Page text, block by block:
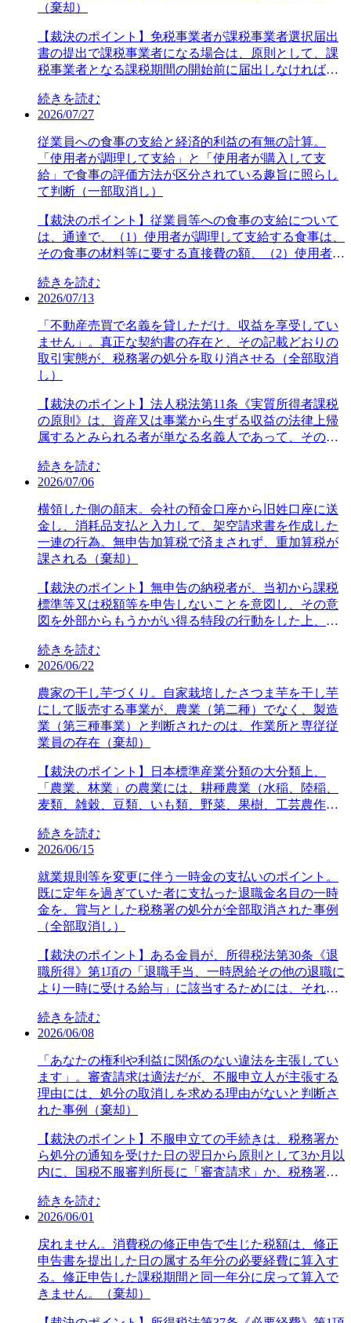
を示し、売上分を確認するよう依頼したが、審査請求
人と税理士は協力しないと回答したので、入金欄にあ
る名称を国税総合管理システムで確認して振込者ら159
件を抽出し、「売掛金等照会書」を発送して質問検査
先の中に取引先でない者も含まれていたことから、調
査を受けたことが公にされた、国家公務員の守秘義務
違反であり、違法な証拠収集手続きであるから更正処
分等は無効と主張した。国税不服審判所は、本件書面
照会の実施については、その必要があり、かつ、これ
と相手方の私的利益との衡量において社会通念上相当
な限度にとどまり、取消事由となる違法は認められな
いと判断した事例である。（平成30年分ないし令和2年
分所得税等の各更正処分及び過少申告加算税の各賦課
決定処分、他・棄却・令和6年2月27日裁決（非公
手続に、処分の取消事由となる違法があるか。【裁決
の要旨】本件書面照会先である本件振込者らは、国税
係る質問検査権》第1項第1号ハに掲げる「金銭若しく
は物品の給付をする義務があったと認められる者又は
当該義務があると認められる者」に該当する。「認め
られる者」とは、権限ある税務職員の判断によって、
これらの者に該当すると合理的に推認される者であっ
て、これに当たるか否かは、調査の対象とされた者の
協力の程度及び当該職員が既に得ている資料の質・量
との相関において判断されるべきものと解される。本
件調査の状況並びに審査請求人及び代理人の対応につ
いては、調査担当職員は、再三にわたり、どの振込金
るよう依頼したにもかかわらず、明らかにされなかっ
た。本件振込者らに対する質問検査等（本件書面照
会）の実施については、上記のような状況の下、審査
請求人の事業所得の金額等を確認するために本件事業
用口座を中心にその業態から取引の可能性があると考
えられる者を本件振込者らとして抽出したものであ
る。その対象が結果として本件事業に係る取引先以外
の者に及んでいたとしても、上記に述べたことからす
れば、本件調査において、本件調査担当職員はその事
実を知り得ることができず、かつ、審査請求人につい
なかったのであり、また、考慮すべき特段の事情もあ
るとは認められないから、本件書面照会の実施をもっ
て違法な調査があったということはできない。また、
本件書面照会の実施の方法は、一定の期間に限り取引
答するよう求めるものであるから、質問検査等の相手
方である本件振込者らに過度の負担を強いるものとは
いえないし、さらには、調査担当職員は、審査請求人
の協力が得られなければ本件振込者らに照会する旨事
前に審査請求人側に説明していたというのであるか
ら、当該実施の方法は、優に社会通念上相当な限度に
とどまるものと認められる。本件調査に係る証拠資料
の収集手続に原処分の取消事由となる違法は認められ
ない。【参照条文】国税通則法第74条の2《当該職員の
所得税等に関する調査に係る質問検査権》本情報は、
判所により別の判決が示される場合もございますの
で、あらかじめご了承ください提供：株式会社日本ビ
ジネスプラン
（棄却）
【裁決のポイント】免税事業者が課税事業者選択届出
書の提出で課税事業者になる場合は、原則として、課
税事業者となる課税期間の開始前に届出しなければな
を開始した日」の属する課税期間に課税事業者選択届
出書を提出した場合には、提出により課税期間から課
税事業者となることを選択できる。注意すべきは、設
立登記がない個人事業の場合、「譲渡等に係る事業を
開始した日」とは、「譲渡等を開始した日」でなく、
「事業を行うために必要な準備行為が開始された日」
と解されることである。本件の審査請求人は太陽光発
電事業を始めることにし、平成29年中にA社と契約を
締結して初回の支払を行った。平成30年に電力会社か
ら「発電設備受給開始日」の通知を受けて、「消費税
で設備投資分の消費税の還付申告をした。税務署は、
平成29年が「課税資産の譲渡等に係る事業を開始した
日」の属する課税期間に該当するから、平成30年に提
出した課税事業者選択届出書の効力は平成31年から
で、平成30年は免税事業者であり、還付を受けられな
いとする処分を行った。審査請求人は、法人が事業開
始を認識した日を原則として設立の日で判断されるよ
うに、個人も、自身が事業開始を認識した日で判断す
べきと主張した。国税不服審判所は、設立前の法人に
は人格が存在しないのであるから準備行為ができない
事例である。（平成30年課税期間の消費税等の更正処
分及び過少申告加算税の賦課決定処分・棄却・令和5年
（平成30年課税期間）は、「課税資産の譲渡等に係る
事業を開始した日の属する課税期間」に該当し、課税
事業者として還付を受けることができるか。【裁決の
要旨】消費税法第9条第4項《小規模事業者に係る納税
義務の免除》は、消費税課税事業者選択届出書を提出
した日の属する課税期間が事業を開始した日の属する
課税期間である場合には、当該課税期間の開始前に、
同課税期間中の課税売上げ及び課税仕入れの発生等を
予測し、当該課税期間において課税事業者となるかど
うかの判断をして消費税課税事業者選択届出書を提出
として、新たに事業を開始した事業者に対して、当該
事業を開始した日の属する課税期間から課税事業者と
なることを選択する機会を与えたものと解される。消
費税法第9条第4項を受けて規定された消費税法施行令
第20条第1号は「課税資産の譲渡等に係る事業を開始し
た日」と規定し「課税資産の譲渡等を開始した日」と
規定していないこと、新たに事業を行うに当たっては
当該事業を行うために必要な資産の取得契約の締結や
商品及び材料の購入などの準備行為を行うのが通常で
あること、これらに消費税法第9条第4項の趣旨を併せ
を行った日の属する課税期間は、消費税法施行令第20
条第1号に規定する「課税資産の譲渡等に係る事業を開
始した日の属する課税期間」に該当すると解するのが
相当である。請求人は、本件課税期間においては免税
きない。【参照条文】消費税法第9条《小規模事業者に
係る納税義務の免除》消費税法施行令第20条《事業を
開始した日の属する課税期間等の範囲》消費税法基本
通達1-4-7《法人における課税資産の譲渡等に係る事業
を開始した課税期間の範囲》本情報は、裁決日時点で
の審査事例となります。裁決日以後、裁判所により別
の判決が示される場合もございますので、あらかじめ
ご了承ください提供：株式会社日本ビジネスプラン
続きを読む
2026/07/27
従業員への食事の支給と経済的利益の有無の計算。
「使用者が調理して支給」と「使用者が購入して支
給」で食事の評価方法が区分されている趣旨に照らし
て判断（一部取消し）
【裁決のポイント】従業員等への食事の支給について
は、通達で、（1）使用者が調理して支給する食事は、
その食事の材料等に要する直接費の額、（2）使用者が
し（所得税基本通達36-38）、①使用人等が食事の価額
の半額以上を負担、②使用者の負担額が月額7,500円以
下（税抜、令和8年4月1日以降）の条件を満たせば経済
的利益はないとものとされ給与課税されないと規定さ
れている（同通達36-38の2）。残業や宿日直の場合の
食事の支給は課税しなくて差支えない（同通達36-
24）。審査請求人が給食業者（受託業者）に委託して
いる工場の社員食堂について、税務署は、社員食堂の
食事（本件食事）は、「使用者が購入して支給する食
事」に該当するとして経済的利益を計算し、源泉所得
のみを委託しているから、「使用者が調理して支給す
る食事」として評価すべきと主張した。国税不服審判
所は、審査請求人が食材の在庫管理をしていないこと
などから、自己の計算に基づき材料の調達及び管理を
行っていたのは受託業者であるとして、税務署の計算
に間違いがあった月以外の処分は適法と判断した事例
である。（平成20年1月～平成22年10月の各月分の源泉
徴収に係る所得税の各納税告知処分及び不納付加算税
の各賦課決定処分・一部取消し・平成26年5月13日裁
決）【主な争点】本件食事は、「使用者が調理して支
事」のいずれにより評価すべきか。【裁決の要旨】
「使用者が調理して支給する食事」については、「そ
をもって評価する一方、「使用者が購入して支給する
食事」については、「その食事の購入価額に相当する
金額」をもって評価する旨定めている趣旨は、経済的
利益の価額はその支給時の時価により評価するのが原
則であるから、使用者が調理して支給する食事につい
ても、水道光熱費や人件費等の間接費を含めて評価す
べきであるが、実際には困難であるため、材料等の仕
入れの記録と在庫管理によって比較的容易に計算でき
るようにし、飲食店等から取り寄せて支給する食事に
ついては、その購入価額が時価そのものであるから、
務上の配慮から区分して評価方法を設けたものであ
り、合理性を有するものとして相当と認められる。審
査請求人が本件食事の調理に係る材料費、厨房設備費
及び水道光熱費等の一切を負担し、調理に係る人的役
務のみを外部の業者に委託していた場合には、調理人
等が自社の従業員であるか給食業者の従業員であるか
の違いしかないことから、このような場合の食事は、
使用者が調理して支給する食事と同様に評価するのが
相当である。しかし、審査請求人は本件材料の内訳及
び金額を一切関知せず、審査請求人が従業員等から徴
額は、材料費の額そのものとはいえず、審査請求人が
毎月一定額の給食業務委託料及び副食費を支払ってい
た事実を併せ考慮すると、審査請求人は、従業員等が
本件受託業者から食事を安価で購入できるよう、給食
いたとみるのが相当である。したがって、本件食事
は、「使用者が購入して支給する食事」と同様、食券
代金、副食費及び給食業務委託料の合計額をもって評
価するのが相当である。【参照条文】所得税法第28条
《給与所得》、第36条《収入金額》所得税基本通達36-
15《経済的利益》、36-38《食事の評価》、36-38の
2《食事の支給による経済的利益はないものとする場
合》本情報は、裁決日時点での審査事例となります。
裁決日以後、裁判所により別の判決が示される場合も
ございますので、あらかじめご了承ください提供：株
続きを読む
2026/07/13
「不動産売買で名義を貸しただけ。収益を享受してい
ません」。真正な契約書の存在と、その記載どおりの
取引実態が、税務署の処分を取り消させる（全部取消
し）
【裁決のポイント】法人税法第11条《実質所得者課税
の原則》は、資産又は事業から生ずる収益の法律上帰
属するとみられる者が単なる名義人であって、その収
る場合には、その収益は、これを享受する法人に帰属
するものとして、法人税法の規定を適用する旨規定し
ている。消費税法第13条《資産の譲渡等又は特定仕入
れを行った者の実質判定》も同じ趣旨である。不動産
業の審査請求人は、代表者の子が代表を務める同業A
社と本件契約を結んだ。その内容は、A社が買い付け
る不動産を、便宜上、審査請求人に所有権登記し、第
三者に売却するが、登記費用や諸税等、内装工事費用
などの一切はA社が負担とする、瑕疵担保責任の一切
をA社の責任で処理する、審査請求人には名義借代と
た。各取引にA社は宅地建物取引業者として関わって
いる。税務署は審査請求人の売買収益及び資産の譲渡
等の対価（本件収益等）の申告漏れとA社への送金は
寄附金であると指摘し、審査請求人は修正申告をした
後、本件収益等を享受するものはA社であるとして更
正の請求を行ったが、税務署が認めないため、審査請
求をした。国税不服審判所は、本件契約書は、A社が
各売買取引に係る収益を受けるべき正当な権利を有す
ることを示すものであり、実態としても各売買取引に
係る事業取引の主体はA社であり、本件収益等を享受
（平成29年7月1日から令和2年6月30日までの各事業年
度の法人税及び地方法人税並びに消費税等の各更正の
分・全部取消し・令和5年12月22日裁決（非公開））
【主な争点】本件収益等を享受する者は、請求人かA
社か。【裁決の要旨】法人税法第11条にいう「収益を
享受する法人」とは、単にその収益を消費している者
をいうのではなく、その収益を受けるべき正当な権利
を有する者をいうと解するのが相当である。そして、
法的実質に即して収益の帰属を判定するに当たって
は、第三者への不動産の譲渡によって得られた利益の
帰属先及び不動産購入原資を含む事業資金の調達実態
を中心に、取引の経緯を全体的に評価し、自己の計算
（事業活動に属する取引）の主体と評価すべきと解さ
れる。本件契約書について、真正に成立したものと認
められる。その記載内容は、本件各売買取引に係る収
益を受けるべき正当な権利をA社が有することを示す
ものである。本件各売買取引に係る事業取引の主体に
ついて、事業資金の調達はA社が行ったものと認めら
れ、本件各売買取引の端緒はA社の営業活動等であ
り、A社は第三者売主・買主とのやり取りを行うとと
もに、士地家屋調査士等の手配等を行い、利益表の作
成をしていたのに対し、審査請求人が自己の計算によ
うかがわせる事情は見当たらない。本件各売買取引に
係る事業取引の主体はA社である。上記のとおり、実
態としても本件各売買取引に係る事業取引の主体はA
社であり、本件契約書の内容に沿うものであることか
続きを読む
2026/07/06
横領した側の顛末。会社の預金口座から旧姓口座に送
金し、消耗品支払と入力して、架空請求書を作成した
一連の行為。無申告加算税で済まされず、重加算税が
課される（棄却）
【裁決のポイント】無申告の納税者が、当初から課税
標準等又は税額等を申告しないことを意図し、その意
図を外部からもうかがい得る特段の行動をした上、そ
出しなかったような場合には、無申告加算税に代え
て、重加算税が課される。審査請求人は、勤務先A社
を退職後、A社代表者から依頼され、関連会社B社で〇
〇を担当した。B社との雇用関係はない。審査請求人
は、ネットバンキングでB社の預金口座から、自身の
旧姓の預金口座に送金し、B社の会計ソフトに消耗品
の支払と入力し、それに合わせて架空法人の請求書を
作成した。審査請求人の税務調査で発覚し、税務署の
処分後に審査請求人とB社の間で不正取得した金員の
返還に関する合意が成立した。審査請求人は返還の都
未返還部分（本件金員）の処分は残されたため、B社
への返還が確定しているから課税（雑所得）されるべ
きでない、自身の口座へ直接送金したから隠蔽はない
などと主張して、審査請求を行った。国税不服審判所
は、法令に禁止された行為に基づく利得であっても所
得を構成する、審査請求人が調査担当員に申述した不
法行為に至る動機及び無申告については信用できると
して、各処分を適法と判断した事例である。（令和4年
分の無申告加算税及び重加算税の各賦課決定処分、
他・棄却・令和7年4月22日裁決）【主な争点】審査請
装し」に該当するか。【裁決の要旨】審査請求人は調
査担当者に次のように申述しているところ、具体的か
れば、税務調査でパニック状態に陥って述べたものと
は考え難く、信用できる。(1)申告する意図について
「後ろめたい気持ちもあり、税務署に申告してしまう
と、○○の事実が○○○○に○○すると思ったため、所得税
等の申告はしていなかった」「税金を納めるだけの金
銭が残っておらなかったことも、所得税等の確定申告
をしなかった理由の一つである」。実際に、審査請求
人は、6年間で合計○○○○円を超える所得を得ながら、
所得税等の確定申告を一切していなかったことからす
れば、当初から本件金員を申告する意図はなかったと
について「B社は元々赤字であった。A社では〇〇に手
続きがあり難しいが、B社はその手続きがない状態だ
ったので、○○を行うことができた」。そうすると、審
査請求人は、単に自己の所得に関し納税申告書を提出
しなかったというにとどまらず、当初から○○によって
続きを読む
2026/06/22
農家の干し芋づくり。自家栽培したさつま芋を干し芋
にして販売する事業が、農業（第二種）でなく、製造
業（第三種事業）と判断されたのは、作業所と専従従
業員の存在（棄却）
【裁決のポイント】日本標準産業分類の大分類上、
「農業、林業」の農業には、耕種農業（水稲、陸稲、
麦類、雑穀、豆類、いも類、野菜、果樹、工芸農作
の栽培をいう。）を行う事業所が該当する。農家で製
造活動を行っている場合、他から購入した原材料を使
用して製造又は加工を行っていれば、農業の活動とさ
れず、製造業に分類される。自家栽培した原材料を使
用して製造又は加工を行っている場合は農業の活動と
されるが、同一構内に作業所等があり、その製造活動
に専従の常用従業者がいるときは農業の活動とはされ
ず、こちらも製造業に分類される。本件の審査請求人
は、さつま芋、米を栽培し販売する事業のほか、自家
栽培したさつま芋の一部を、自宅敷地内に建てた建物
業）を営む個人事業者で、本件干し芋事業を第二種事
業に該当するとして消費税等の確定申告をしたとこ
ろ、原処分庁が、第三種事業に該当するとして更正処
分等を行った。審査請求人は、本件建物は多目的で、1
年のうち3カ月だけ干し芋加工に使っているから臨時作
業所であり、作業人もその時期の臨時従業員で専従の
常用でないと主張した。国税不服審判所は、審査請求
人には同一構内に作業所等があり、かつ、その製造活
動に専従の常用従業者がいると認められるから、本件
干し芋事業は第三種事業の製造業に該当すると判断し
までの各課税期間の消費税及び地方消費税の各更正処
分並びに過少申告加算税の各賦課決定処分・棄却・令
三種事業に分類される製造業に該当するか。【裁決の
要旨】消費税法基本通達13-2-4は、第三種事業に該当
することとされている事業の範囲は、おおむね日本標
準産業分類の大分類に掲げる分類を基礎として判定す
る旨定めている。そして、日本標準産業分類は、農家
続きを読む
2026/06/15
就業規則等を変更に伴う一時金の支払いのポイント。
既に定年を過ぎていた者に支払った退職金名目の一時
金を、賞与とした税務署の処分が全部取消された事例
（全部取消し）
【裁決のポイント】ある金員が、所得税法第30条《退
職所得》第1項の「退職手当、一時恩給その他の退職に
より一時に受ける給与」に該当するためには、それ
って初めて給付されること、②従来の継続的な勤務に
対する報償又はその間の労務の対価の一部の後払の性
質を有すること、③一時金として支払われること、と
の要件を備えることが必要であり、また、同項にいう
「これらの性質を有する給与」に当たるというために
は、それが、形式的には①から③までの各要件の全て
を備えていなくとも、実質的にみてこれらの要件の要
求するところに適合し、課税上、「退職により一時に
受ける給与」と同一に取り扱うことを相当とするもの
であることを必要とすると解されている。本件の審査
を改正し、65歳定年を過ぎた医師は年俸制１年更新契
約の職員となった。院長を含む65歳を過ぎていた医師3
名に退職願を出してもらい、退職金の名目で一時金を
支払い、再雇用契約を締結して引き続き勤務させたと
ころ、税務署は、退職の事実はないから、本件一時金
は給与（賞与）である、年収2,000万円超となり年末調
整の適用がないとして、源泉所得税の納税告知等を行
った。審査請求人は、本件医師3名は患者対応のために
続きを読む
2026/06/08
「あなたの権利や利益に関係のない違法を主張してい
ます」。審査請求は適法だが、不服申立人が主張する
理由には、処分の取消しを求める理由がないと判断さ
れた事例（棄却）
【裁決のポイント】不服申立ての手続きは、税務署か
ら処分の通知を受けた日の翌日から原則として3か月以
内に、国税不服審判所長に「審査請求」か、税務署長
査の請求をして、その決定に不服がある場合に審査請
求を行うこともできる。ここで、不服申立ては、単に
処分が存在しこれに不服があるというだけではなく、
「その処分によって自己の権利又は法律上の利益が侵
害されている場合」にできることとされ、不服申立て
ができる者は、国税に関する法律に基づく処分によっ
て直接自己の権利又は法律上の利益を侵害された者で
あることが要件とされている。審査請求人の滞納国税
続きを読む
2026/06/01
戻れません。消費税の修正申告で生じた税額は、修正
申告書を提出した日の属する年分の必要経費に算入す
る。修正申告した課税期間と同一年分に戻って算入で
きません。（棄却）